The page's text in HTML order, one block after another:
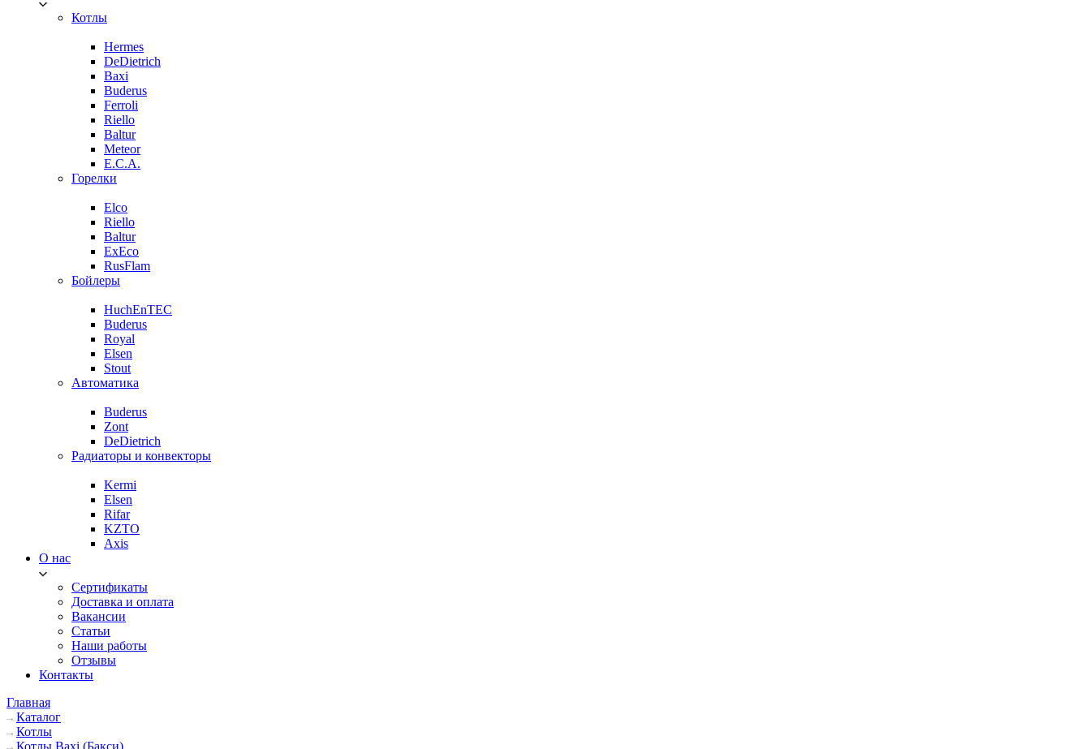
Котлы
Hermes
DeDietrich
Baxi
Buderus
Ferroli
Riello
Baltur
Meteor
E.C.A.
Горелки
Elco
Riello
Baltur
ExEco
RusFlam
Бойлеры
HuchEnTEC
Buderus
Royal
Elsen
Stout
Автоматика
Buderus
Zont
DeDietrich
Радиаторы и конвекторы
Kermi
Elsen
Rifar
KZTO
Axis
О нас
Сертификаты
Доставка и оплата
Вакансии
Статьи
Наши работы
Отзывы
Контакты
Главная
Каталог
Котлы
Котлы Baxi (Бакси)